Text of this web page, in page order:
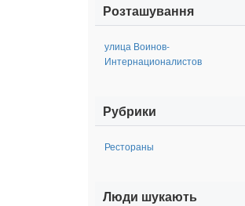
Розташування
улица Воинов-
Интернационалистов
Рубрики
Рестораны
Люди шукають